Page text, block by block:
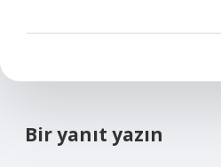
Bir yanıt yazın